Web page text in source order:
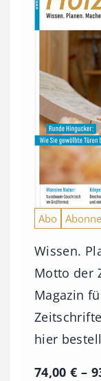
Abo
Wissen.
Motto der
Magazin
hier
74,00€ –